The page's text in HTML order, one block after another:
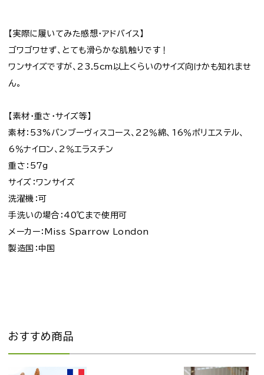
【実際に履いてみた感想・アドバイス】
ゴワゴワせず、とても滑らかな肌触りです！
ワンサイズですが、23.5cm以上くらいのサイズ向けかも知れませ
ん。
【素材・重さ・サイズ等】
素材：53%バンブーヴィスコース、22％綿、16％ポリエステル、
6％ナイロン、2％エラスチン
重さ：57g
サイズ：ワンサイズ
洗濯機：可
手洗いの場合：40℃まで使用可
メーカー：Miss Sparrow London
製造国：中国
おすすめ商品